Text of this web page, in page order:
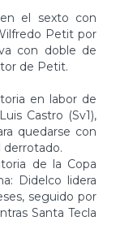
el sexto con
Petit por
con doble de
de Petit.
en labor de
Castro (Sv1),
quedarse con
derrotado.
de la Copa
Didelco lidera
seguido por
Santa Tecla